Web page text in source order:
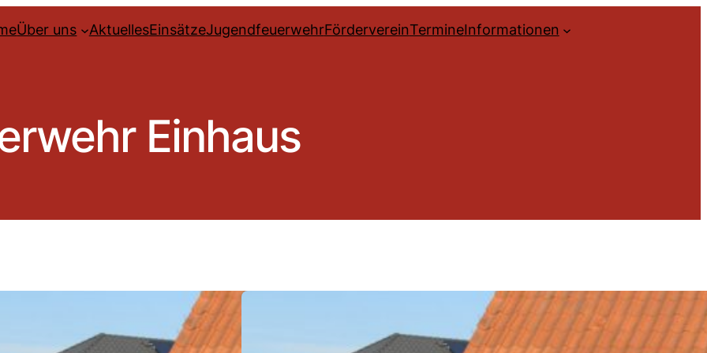
Über uns AktuellesEinsätzeJugendfeuerwehrFördervereinTermineInformationen
Einhaus